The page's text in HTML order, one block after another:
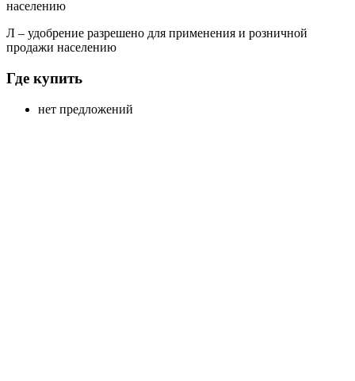
населению
Л – удобрение разрешено для применения и розничной
продажи населению
Где купить
нет предложений